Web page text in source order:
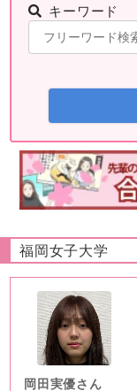
キーワード
福岡女子大学
no
image
岡田実優さん